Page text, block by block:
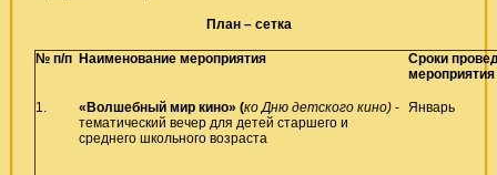
План – сетка
№ п/п Наименование мероприятия
Сроки
мероприятия
1. «Волшебный мир кино» (ко Дню детского кино) -
тематический вечер для детей старшего и
среднего школьного возраста
Январь